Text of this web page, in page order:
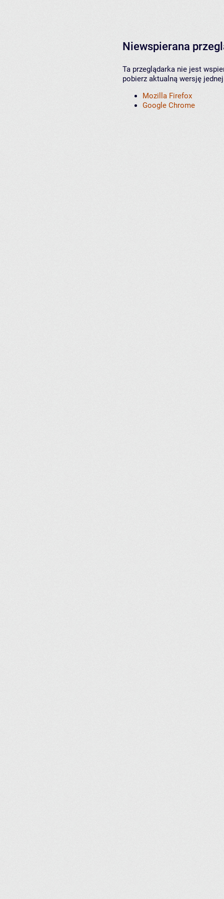
Niewspierana
Ta przeglądarka nie jest
pobierz aktualną wersję
Mozilla Firefox
Google Chrome